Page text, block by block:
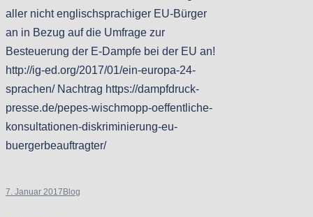
aller nicht englischsprachiger EU-Bürger
an in Bezug auf die Umfrage zur
Besteuerung der E-Dampfe bei der EU an!
http://ig-ed.org/2017/01/ein-europa-24-
sprachen/ Nachtrag https://dampfdruck-
presse.de/pepes-wischmopp-oeffentliche-
konsultationen-diskriminierung-eu-
buergerbeauftragter/
7. Januar 2017Blog